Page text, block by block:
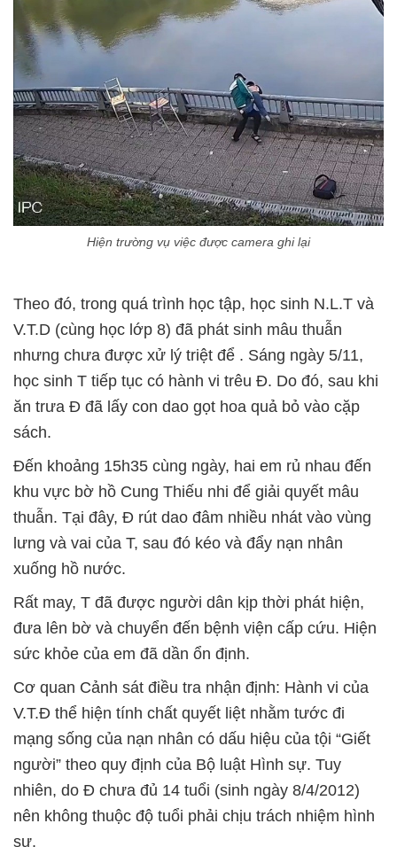
Hiện trường vụ việc được camera ghi lại
Theo đó, trong quá trình học tập, học sinh N.L.T và
V.T.D (cùng học lớp 8) đã phát sinh mâu thuẫn
nhưng chưa được xử lý triệt để . Sáng ngày 5/11,
học sinh T tiếp tục có hành vi trêu Đ. Do đó, sau khi
ăn trưa Đ đã lấy con dao gọt hoa quả bỏ vào cặp
sách.
Đến khoảng 15h35 cùng ngày, hai em rủ nhau đến
khu vực bờ hồ Cung Thiếu nhi để giải quyết mâu
thuẫn. Tại đây, Đ rút dao đâm nhiều nhát vào vùng
lưng và vai của T, sau đó kéo và đẩy nạn nhân
xuống hồ nước.
Rất may, T đã được người dân kịp thời phát hiện,
đưa lên bờ và chuyển đến bệnh viện cấp cứu. Hiện
sức khỏe của em đã dần ổn định.
Cơ quan Cảnh sát điều tra nhận định: Hành vi của
V.T.Đ thể hiện tính chất quyết liệt nhằm tước đi
mạng sống của nạn nhân có dấu hiệu của tội “Giết
người” theo quy định của Bộ luật Hình sự. Tuy
nhiên, do Đ chưa đủ 14 tuổi (sinh ngày 8/4/2012)
nên không thuộc độ tuổi phải chịu trách nhiệm hình
sự.